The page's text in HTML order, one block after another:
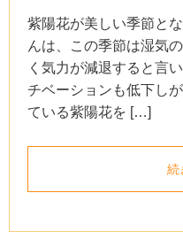
紫陽花が美しい季節と
んは、この季節は湿気
く気力が減退すると言
チベーションも低下し
ている紫陽花を […]
続